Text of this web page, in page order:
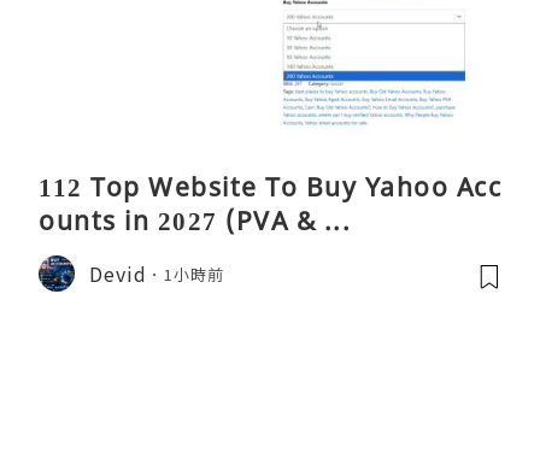
112 Top Website To Buy Yahoo Acc
ounts in 2027 (PVA & ...
Devid 1小時前